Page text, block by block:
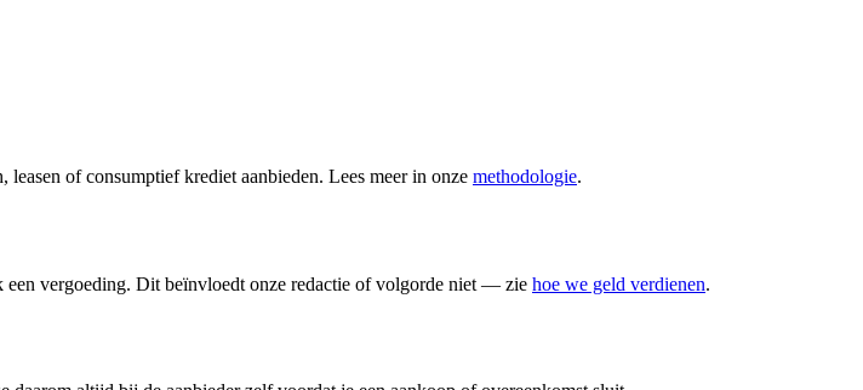
of consumptief krediet aanbieden. Lees meer in onze methodologie.
vergoeding. Dit beïnvloedt onze redactie of volgorde niet — zie hoe we geld verdienen.